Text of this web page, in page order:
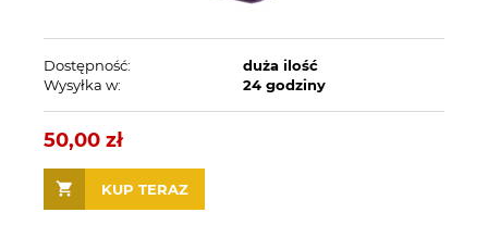
Dostępność:
duża ilość
Wysyłka w:
24 godziny
50,00 zł
KUP TERAZ